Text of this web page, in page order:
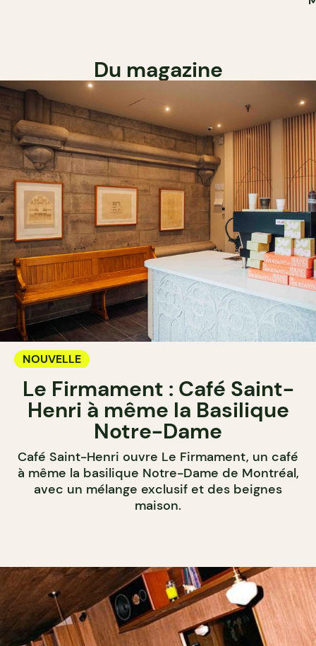
Du magazine
NOUVELLE
Le Firmament : Café Saint-
Henri à même la Basilique
Notre-Dame
Café Saint-Henri ouvre Le Firmament, un café
à même la basilique Notre-Dame de Montréal,
avec un mélange exclusif et des beignes
maison.